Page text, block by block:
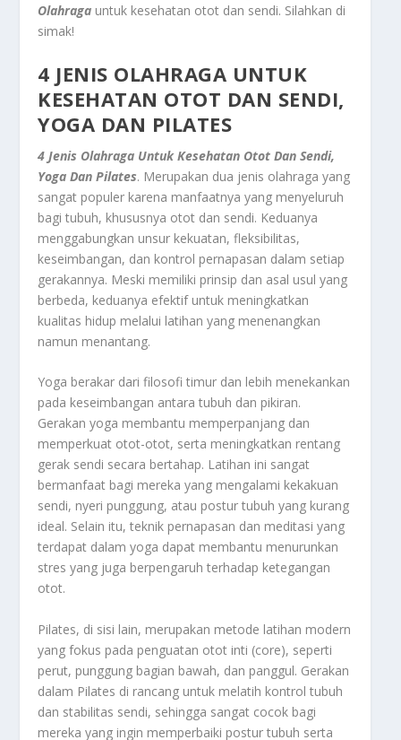
Olahraga untuk kesehatan otot dan sendi. Silahkan di
simak!
4 JENIS OLAHRAGA UNTUK
KESEHATAN OTOT DAN SENDI,
YOGA DAN PILATES
4 Jenis Olahraga Untuk Kesehatan Otot Dan Sendi,
Yoga Dan Pilates. Merupakan dua jenis olahraga yang
sangat populer karena manfaatnya yang menyeluruh
bagi tubuh, khususnya otot dan sendi. Keduanya
menggabungkan unsur kekuatan, fleksibilitas,
keseimbangan, dan kontrol pernapasan dalam setiap
gerakannya. Meski memiliki prinsip dan asal usul yang
berbeda, keduanya efektif untuk meningkatkan
kualitas hidup melalui latihan yang menenangkan
namun menantang.
Yoga berakar dari filosofi timur dan lebih menekankan
pada keseimbangan antara tubuh dan pikiran.
Gerakan yoga membantu memperpanjang dan
memperkuat otot-otot, serta meningkatkan rentang
gerak sendi secara bertahap. Latihan ini sangat
bermanfaat bagi mereka yang mengalami kekakuan
sendi, nyeri punggung, atau postur tubuh yang kurang
ideal. Selain itu, teknik pernapasan dan meditasi yang
terdapat dalam yoga dapat membantu menurunkan
stres yang juga berpengaruh terhadap ketegangan
otot.
Pilates, di sisi lain, merupakan metode latihan modern
yang fokus pada penguatan otot inti (core), seperti
perut, punggung bagian bawah, dan panggul. Gerakan
dalam Pilates di rancang untuk melatih kontrol tubuh
dan stabilitas sendi, sehingga sangat cocok bagi
mereka yang ingin memperbaiki postur tubuh serta